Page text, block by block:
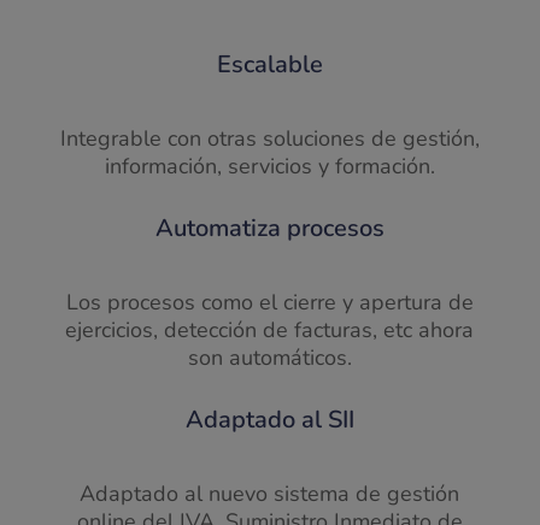
Escalable
Integrable con otras soluciones de gestión,
información, servicios y formación.
Automatiza procesos
Los procesos como el cierre y apertura de
ejercicios, detección de facturas, etc ahora
son automáticos.
Adaptado al SII
Adaptado al nuevo sistema de gestión